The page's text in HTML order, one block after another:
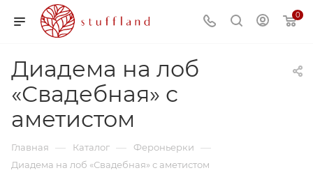
0
Диадема на лоб
«Свадебная» с
аметистом
Главная — Каталог — Фероньерки —
Диадема на лоб «Свадебная» с аметистом